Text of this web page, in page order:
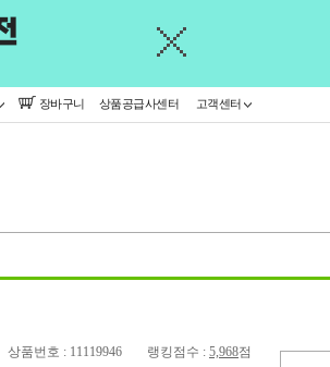
장바구니 상품공급사센터 고객센터
상품번호 : 11119946 랭킹점수 : 5,968점